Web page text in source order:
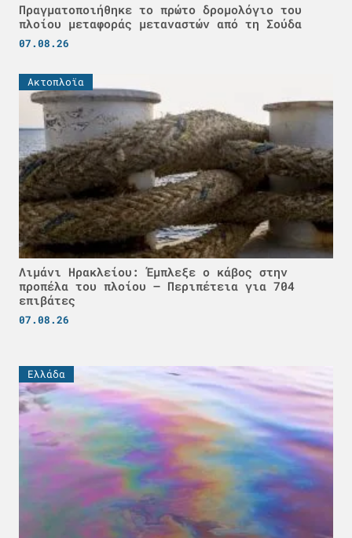
Πραγματοποιήθηκε το πρώτο δρομολόγιο του
πλοίου μεταφοράς μεταναστών από τη Σούδα
07.08.26
Ακτοπλοϊα
Λιμάνι Ηρακλείου: Έμπλεξε ο κάβος στην
προπέλα του πλοίου – Περιπέτεια για 704
επιβάτες
07.08.26
Ελλάδα